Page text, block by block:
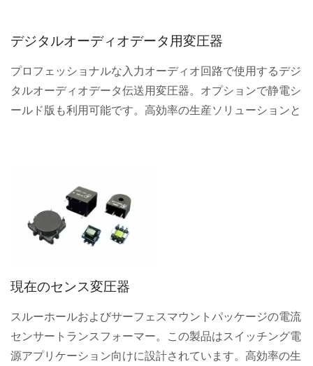
デジタルオーディオデータ用変圧器
プロフェッショナルな入力オーディオ回路で使用するデジ
タルオーディオデータ伝送用変圧器。オプションで静電シ
ールド版も利用可能です。高効率の生産ソリューションと
現在のセンス変圧器
スルーホールおよびサーフェスマウントパッケージの電流
センサートランスフォーマー。この製品はスイッチング電
源アプリケーション向けに設計されています。高効率の生